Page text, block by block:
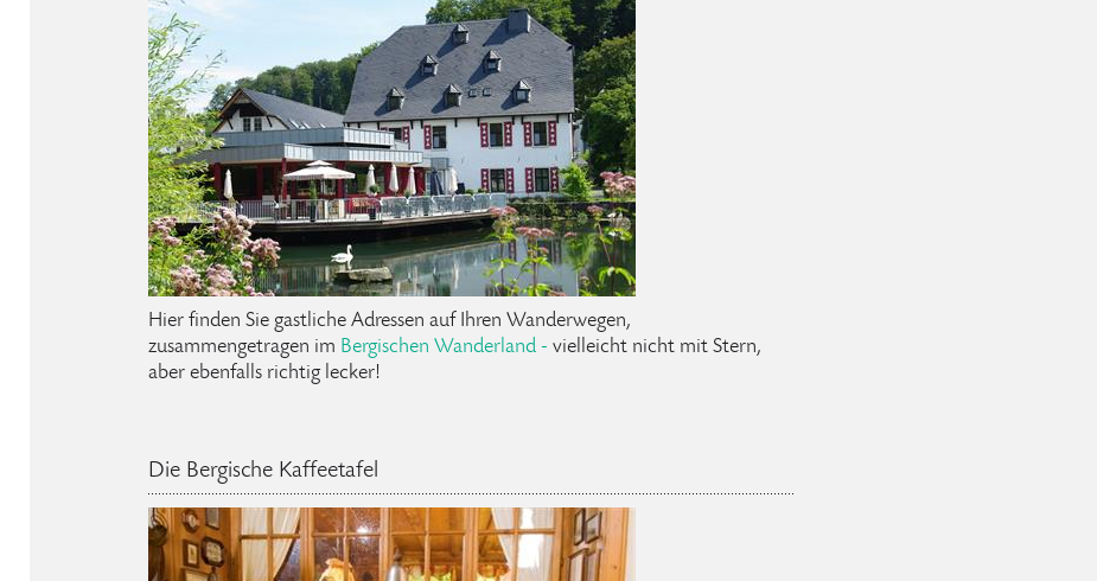
Hier finden Sie gastliche Adressen auf Ihren Wanderwegen,
zusammengetragen im Bergischen Wanderland - vielleicht nicht mit Stern,
aber ebenfalls richtig lecker!
Die Bergische Kaffeetafel